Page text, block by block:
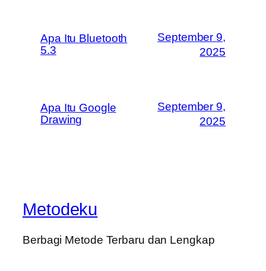
Apa Itu Bluetooth
5.3
September 9,
2025
Apa Itu Google
Drawing
September 9,
2025
Metodeku
Berbagi Metode Terbaru dan Lengkap